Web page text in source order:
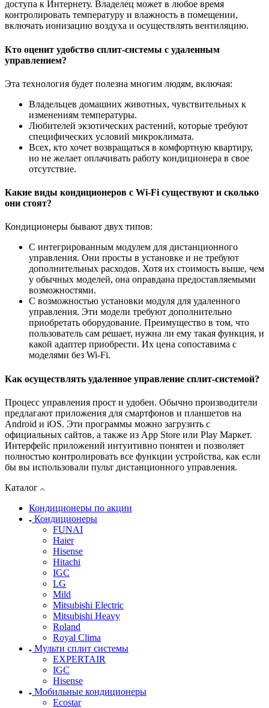
доступа к Интернету. Владелец может в любое время
контролировать температуру и влажность в помещении,
включать ионизацию воздуха и осуществлять вентиляцию.
Кто оценит удобство сплит-системы с удаленным
управлением?
Эта технология будет полезна многим людям, включая:
Владельцев домашних животных, чувствительных к
изменениям температуры.
Любителей экзотических растений, которые требуют
специфических условий микроклимата.
Всех, кто хочет возвращаться в комфортную квартиру,
но не желает оплачивать работу кондиционера в свое
отсутствие.
Какие виды кондиционеров с Wi-Fi существуют и сколько
они стоят?
Кондиционеры бывают двух типов:
С интегрированным модулем для дистанционного
управления. Они просты в установке и не требуют
дополнительных расходов. Хотя их стоимость выше, чем
у обычных моделей, она оправдана предоставляемыми
возможностями.
С возможностью установки модуля для удаленного
управления. Эти модели требуют дополнительно
приобретать оборудование. Преимущество в том, что
пользователь сам решает, нужна ли ему такая функция, и
какой адаптер приобрести. Их цена сопоставима с
моделями без Wi-Fi.
Как осуществлять удаленное управление сплит-системой?
Процесс управления прост и удобен. Обычно производители
предлагают приложения для смартфонов и планшетов на
Android и iOS. Эти программы можно загрузить с
официальных сайтов, а также из App Store или Play Маркет.
Интерфейс приложений интуитивно понятен и позволяет
полностью контролировать все функции устройства, как если
бы вы использовали пульт дистанционного управления.
Каталог
Кондиционеры по акции
Кондиционеры
FUNAI
Haier
Hisense
Hitachi
IGC
LG
Mild
Mitsubishi Electric
Mitsubishi Heavy
Roland
Royal Clima
Мульти сплит системы
EXPERTAIR
IGC
Hisense
Мобильные кондиционеры
Ecostar